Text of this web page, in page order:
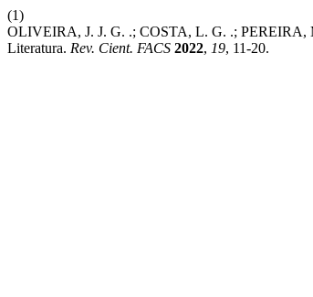
(1)
OLIVEIRA, J. J. G. .; COSTA, L. G. .; PEREIRA,
Literatura. Rev. Cient. FACS 2022, 19, 11-20.